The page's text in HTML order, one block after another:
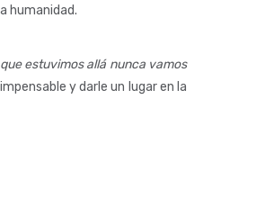
humanidad.
que estuvimos allá nunca vamos
y darle un lugar en la